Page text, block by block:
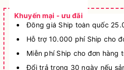
Khuyến mại - ưu đãi
Đồng giá Ship toàn quốc
Hỗ trợ 10.000 phí Ship cho
Miễn phí Ship cho đơn hàng
Đổi trả trong 30 ngày nếu